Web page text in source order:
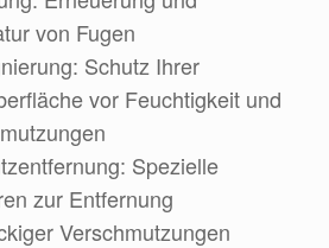
von Fugen
Schutz Ihrer
vor Feuchtigkeit und
Spezielle
zur Entfernung
Verschmutzungen